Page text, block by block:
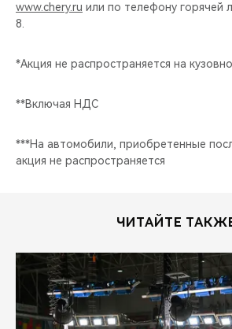
www.chery.ru или по телефону горячей
8.
*Акция не распространяется на
**Включая НДС
***На автомобили, приобретенные
акция не распространяется
ЧИТАЙТЕ